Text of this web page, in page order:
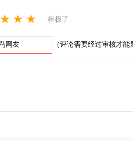
★ ★ ★ 棒极了
(评论需要经过审核才能